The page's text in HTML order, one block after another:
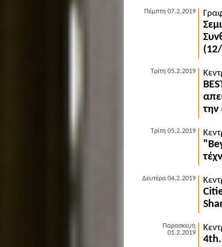
Πέμπτη 07.2.2019
Τρίτη 05.2.2019
την
Τρίτη 05.2.2019
Δευτέρα 04.2.2019
Παρασκευή
01.2.2019
4th.